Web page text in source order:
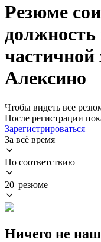
Резюме
должность
частичной
Алексино
Чтобы видеть все
После регистрации
Зарегистрироваться
За всё время
По соответствию
20 резюме
Ничего не